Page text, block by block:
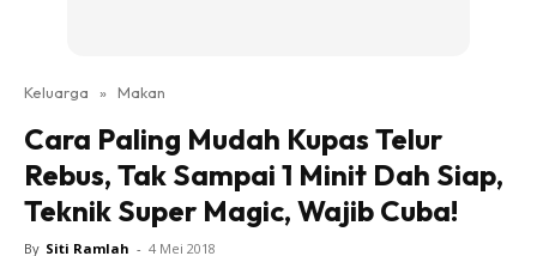
Keluarga » Makan
Cara Paling Mudah Kupas Telur
Rebus, Tak Sampai 1 Minit Dah Siap,
Teknik Super Magic, Wajib Cuba!
By Siti Ramlah - 4 Mei 2018